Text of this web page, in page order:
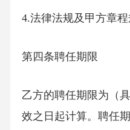
4.法律法规及甲方章程
第四条聘任期限
乙方的聘任期限为（
效之日起计算。聘任